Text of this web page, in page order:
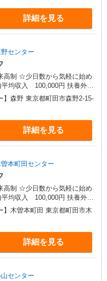
扶養外：月15万円（3ヶ月間）
：3か月
詳細を見る
センター
高制 ☆少日数から気軽に始め
平均収入 100,000円 扶養外平
範
応相談 働ける時間や環境に合
扶養外：月15万円（3ヶ月間）
：3か月
】森野 東京都町田市森野2-15-
詳細を見る
本町田センター
高制 ☆少日数から気軽に始め
平均収入 100,000円 扶養外平
範
応相談 働ける時間や環境に合
補償 扶養内：月
扶養外：月15万円（3ヶ月間）
：3か月
】木曽本町田 東京都町田市木
詳細を見る
センター